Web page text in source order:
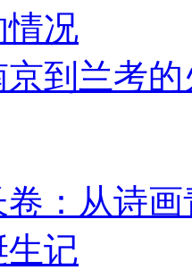
情况
京到兰考
：从诗
生记